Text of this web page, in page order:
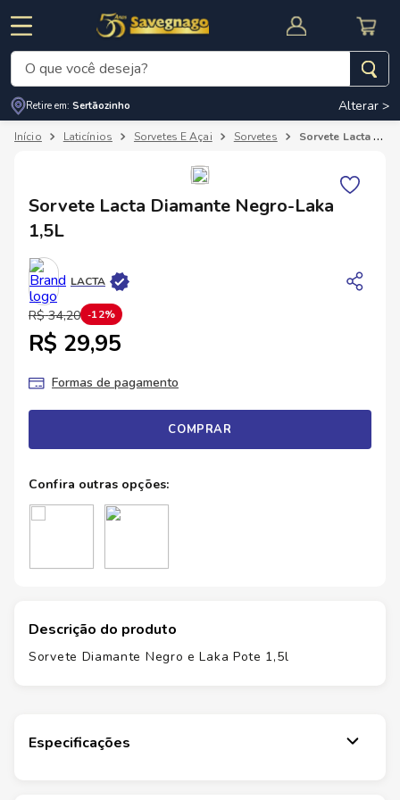
CUPOM DE DESCONTO
O que você deseja?
Retire em: Sertãozinho Alterar >
Laticínios Sorvetes E Açai Sorvetes Sorvete Lacta Diamante Negro-Laka 1,5L
Sorvete Lacta Diamante Negro-Laka
1,5L
LACTA
R$ 34,20 12%
R$ 29,95
Formas de pagamento
COMPRAR
Descrição do produto
Sorvete Diamante Negro e Laka Pote 1,5l
Especificações
Termos mais buscados
3º
cerveja
5º arroz